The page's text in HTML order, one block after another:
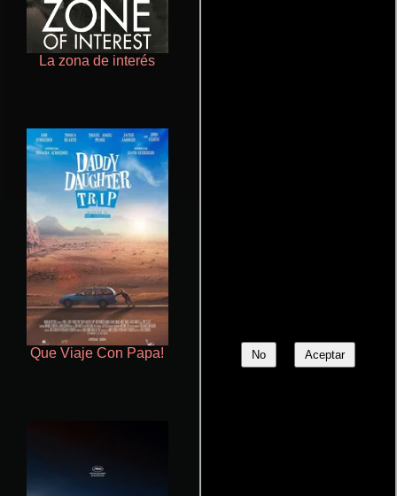
No Aceptar
La zona de interés
Que Viaje Con Papa! Ritmo y seducción